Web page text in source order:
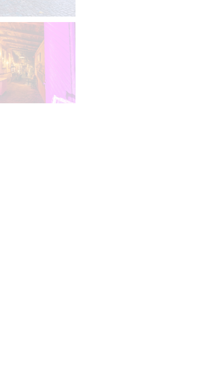
VERGRÖSSERN
VERGRÖSSERN
VERGRÖSSERN
VERGRÖSSERN
VERGRÖSSERN
VERGRÖSSERN
VERGRÖSSERN
VERGRÖSSERN